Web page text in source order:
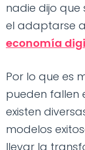
nadie dijo que
el adaptarse
economía
Por lo que es
pueden fallen
existen
modelos
llevar la